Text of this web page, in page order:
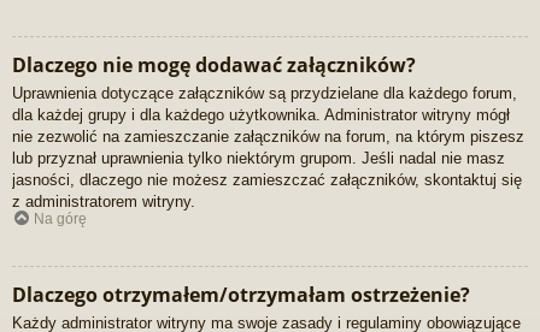
Dlaczego nie mogę dodawać załączników?
Uprawnienia dotyczące załączników są przydzielane dla każdego forum,
dla każdej grupy i dla każdego użytkownika. Administrator witryny mógł
nie zezwolić na zamieszczanie załączników na forum, na którym piszesz
lub przyznał uprawnienia tylko niektórym grupom. Jeśli nadal nie masz
jasności, dlaczego nie możesz zamieszczać załączników, skontaktuj się
z administratorem witryny.
Na górę
Dlaczego otrzymałem/otrzymałam ostrzeżenie?
Każdy administrator witryny ma swoje zasady i regulaminy obowiązujące